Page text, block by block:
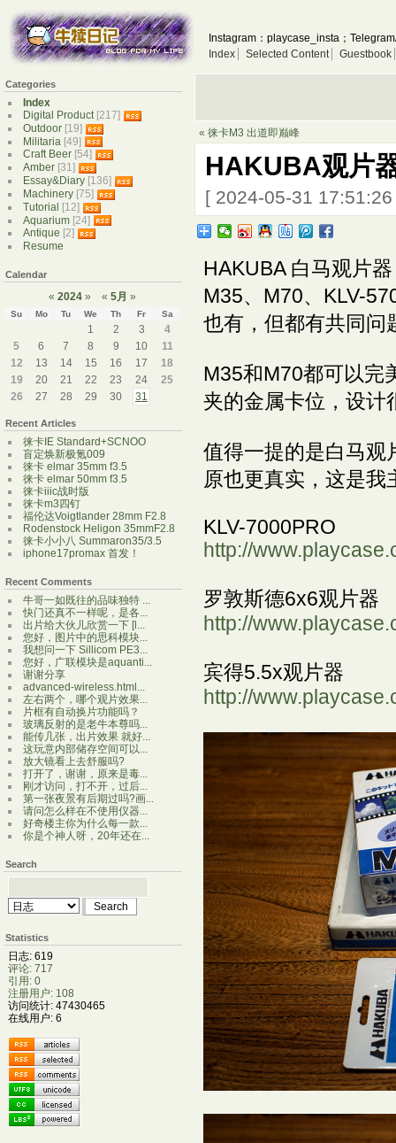
Instagram：playcase_insta；
Index
Selected Content Guestbook
« 徕卡M3 出道即巅峰
HAKUBA观片
[ 2024-05-31
HAKUBA 白马观片
M35、M70、KLV-
也有，但都有共同问
M35和M70都可以完
夹的金属卡位，设计
值得一提的是白马观
原也更真实，这是我
KLV-7000PRO
http://
罗敦斯德6x6观片器
http://
宾得5.5x观片器
http://
Categories
Index
Digital Product[217]
Outdoor [19]
Militaria [49]
Craft Beer [54]
Amber [31]
Essay&Diary [136]
Machinery [75]
Tutorial [12]
Aquarium [24]
Antique [2]
Resume
Calendar
« 2024 » « 5月 »
Su Mo Tu We Th Fr Sa
1 2 3
4
5
6 7 8 9 10
11
12
13 14 15 16 17
18
19
20 21 22 23 24
25
26
27 28 29 30 31
Recent Articles
徕卡IE Standard+SCNOO
盲定焕新极氪009
徕卡 elmar 35mm f3.5
徕卡 elmar 50mm f3.5
徕卡iiic战时版
徕卡m3四钉
福伦达Voigtlander 28mm F2.8
Rodenstock Heligon 35mmF2.8
徕卡小小八 Summaron35/3.5
iphone17promax 首发！
Recent Comments
牛哥一如既往的品味独特 ...
快门还真不一样呢，是各...
出片给大伙儿欣赏一下 [l...
您好，图片中的思科模块...
我想问一下 Sillicom PE3...
您好，广联模块是aquanti...
谢谢分享
advanced-wireless.html...
左右两个，哪个观片效果...
片框有自动换片功能吗？
玻璃反射的是老牛本尊吗...
能传几张，出片效果 就好...
这玩意内部储存空间可以...
放大镜看上去舒服吗?
打开了，谢谢，原来是毒...
刚才访问，打不开，过后...
第一张夜景有后期过吗?画...
请问怎么样在不使用仪器...
好奇楼主你为什么每一款...
你是个神人呀，20年还在...
Search
Statistics
日志: 619
评论: 717
引用: 0
注册用户: 108
访问统计: 47430465
在线用户: 6